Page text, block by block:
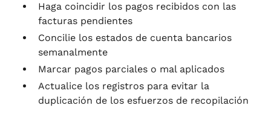
Haga coincidir los pagos recibidos con las
facturas pendientes
Concilie los estados de cuenta bancarios
semanalmente
Marcar pagos parciales o mal aplicados
Actualice los registros para evitar la
duplicación de los esfuerzos de recopilación